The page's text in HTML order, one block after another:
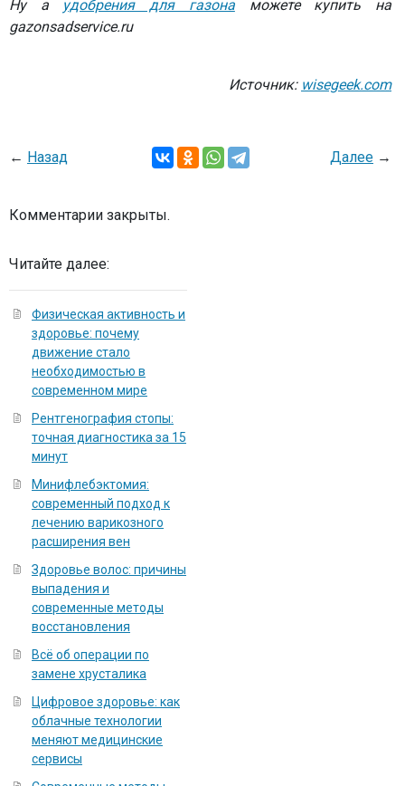
Ну а удобрения для газонаможете купить на
gazonsadservice.ru
Источник: wisegeek.com
← Назад Далее →
Комментарии закрыты.
Читайте далее:
Физическая активность и
здоровье: почему
движение стало
необходимостью в
современном мире
Рентгенография стопы:
точная диагностика за 15
минут
Минифлебэктомия:
современный подход к
лечению варикозного
расширения вен
Здоровье волос: причины
выпадения и
современные методы
восстановления
Всё об операции по
замене хрусталика
Цифровое здоровье: как
облачные технологии
меняют медицинские
сервисы